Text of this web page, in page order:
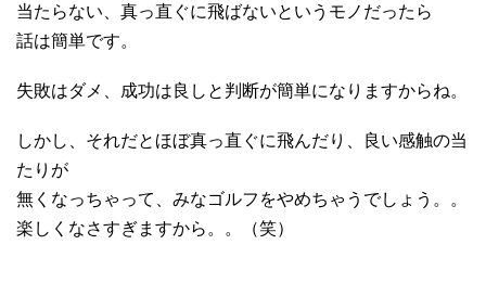
当たらない、真っ直ぐに飛ばないというモノだったら
話は簡単です。
失敗はダメ、成功は良しと判断が簡単になりますからね。
しかし、それだとほぼ真っ直ぐに飛んだり、良い感触の当
たりが
無くなっちゃって、みなゴルフをやめちゃうでしょう。。
楽しくなさすぎますから。。（笑）